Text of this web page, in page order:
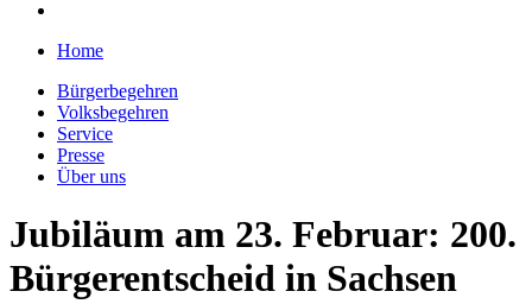
Home
Bürgerbegehren
Volksbegehren
Service
Presse
Über uns
Jubiläum am 23. Februar: 200.
Bürgerentscheid in Sachsen